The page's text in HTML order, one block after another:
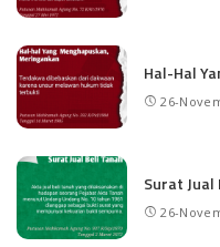
Hal-Hal
26-
Surat Jual
26-